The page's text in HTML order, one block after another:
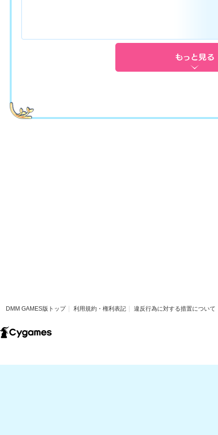
DMM GAMES版トップ 利用規約・権利表記 違反行為に対する措置について